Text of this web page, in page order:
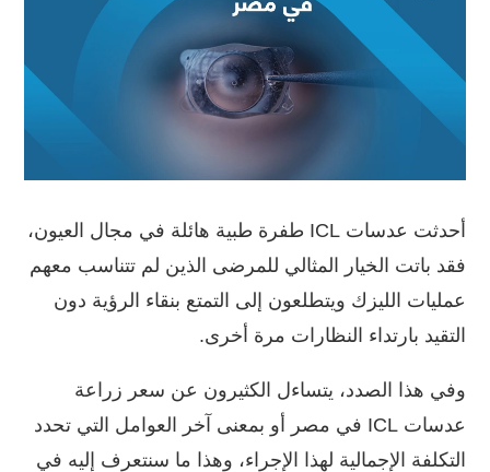
أحدثت عدسات ICL طفرة طبية هائلة في مجال العيون،
فقد باتت الخيار المثالي للمرضى الذين لم تتناسب معهم
عمليات الليزك ويتطلعون إلى التمتع بنقاء الرؤية دون
التقيد بارتداء النظارات مرة أخرى.
وفي هذا الصدد، يتساءل الكثيرون عن سعر زراعة
عدسات ICL في مصر
أو بمعنى آخر العوامل التي تحدد
التكلفة الإجمالية لهذا الإجراء، وهذا ما سنتعرف إليه في